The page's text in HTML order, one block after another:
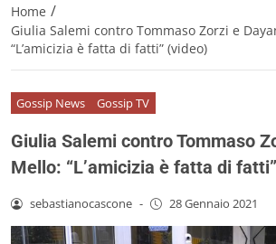
Home /
Giulia Salemi contro Tommaso Zorzi e
“L’amicizia è fatta di fatti” (video)
Gossip News Gossip TV
Giulia Salemi contro Tommaso
Mello: “L’amicizia è fatta di
sebastianocascone - 28 Gennaio 2021